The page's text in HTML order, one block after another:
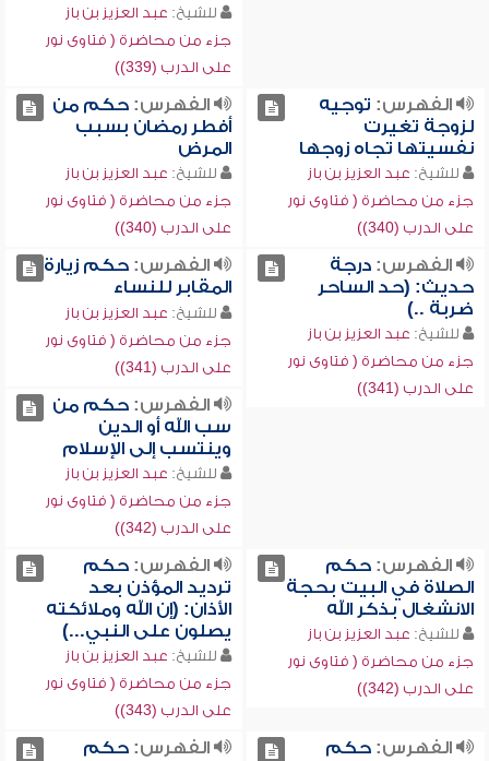
للشيخ: عبد العزيز بن باز
جزء من محاضرة ( فتاوى نور
على الدرب (339))
الفهرس: توجيه
لزوجة تغيرت
نفسيتها تجاه زوجها
للشيخ: عبد العزيز بن باز
جزء من محاضرة ( فتاوى نور
على الدرب (340))
الفهرس:حكم من
أفطر رمضان بسبب
المرض
للشيخ: عبد العزيز بن باز
جزء من محاضرة ( فتاوى نور
على الدرب (340))
الفهرس:درجة
حديث: (حد الساحر
ضربة ..)
للشيخ: عبد العزيز بن باز
جزء من محاضرة ( فتاوى نور
على الدرب (341))
الفهرس:حكم زيارة
المقابر للنساء
للشيخ: عبد العزيز بن باز
جزء من محاضرة ( فتاوى نور
على الدرب (341))
الفهرس:حكم من
سب الله أو الدين
وينتسب إلى الإسلام
للشيخ: عبد العزيز بن باز
جزء من محاضرة ( فتاوى نور
على الدرب (342))
الفهرس:حكم
الصلاة في البيت بحجة
الانشغال بذكر الله
للشيخ: عبد العزيز بن باز
جزء من محاضرة ( فتاوى نور
على الدرب (342))
الفهرس:حكم
ترديد المؤذن بعد
الأذان: (إن الله وملائكته
يصلون على النبي...)
للشيخ: عبد العزيز بن باز
جزء من محاضرة ( فتاوى نور
على الدرب (343))
الفهرس:حكم
الفهرس:حكم